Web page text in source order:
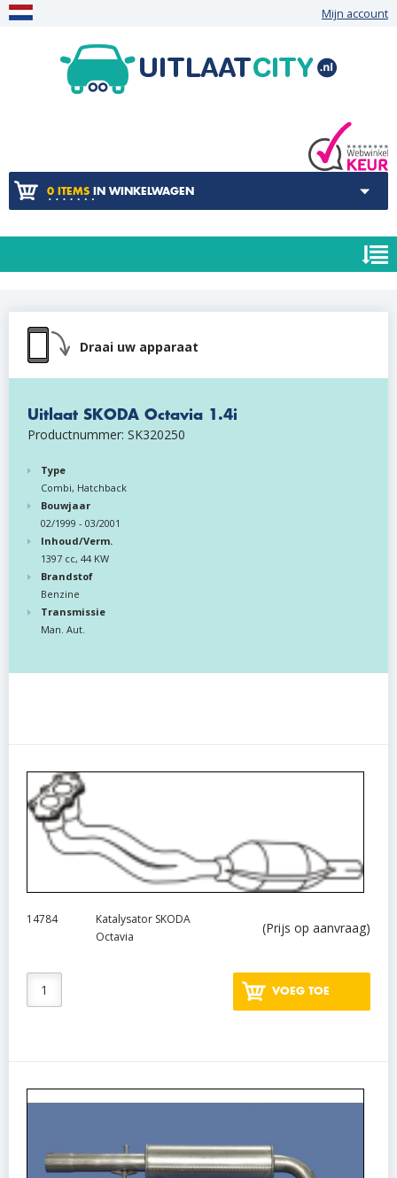
Mijn account
0 ITEMS IN WINKELWAGEN
Draai uw apparaat
Uitlaat SKODA Octavia 1.4i
Productnummer: SK320250
Type
Combi, Hatchback
Bouwjaar
02/1999 - 03/2001
Inhoud/Verm.
1397 cc, 44 KW
Brandstof
Benzine
Transmissie
Man. Aut.
14784
Katalysator SKODA
Octavia
(Prijs op aanvraag)
VOEG TOE